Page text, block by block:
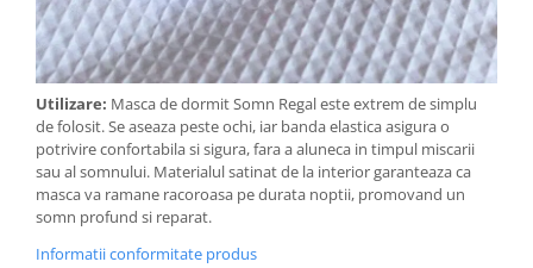
Utilizare: Masca de dormit Somn Regal este extrem de simplu
de folosit. Se aseaza peste ochi, iar banda elastica asigura o
potrivire confortabila si sigura, fara a aluneca in timpul miscarii
sau al somnului. Materialul satinat de la interior garanteaza ca
masca va ramane racoroasa pe durata noptii, promovand un
somn profund si reparat.
Informatii conformitate produs